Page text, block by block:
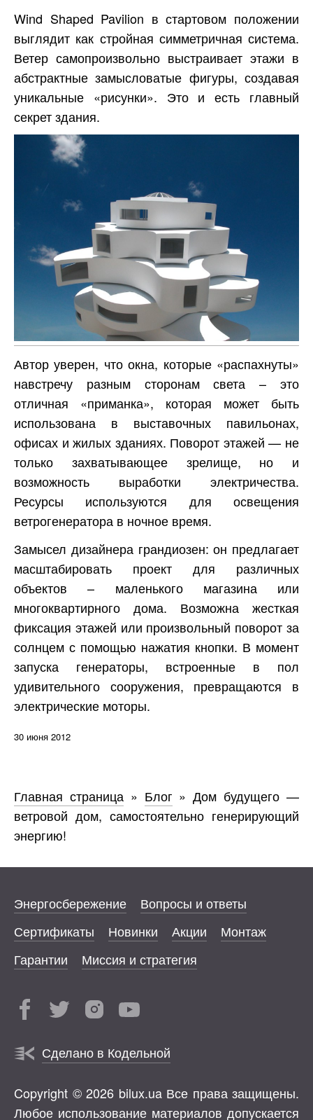
Wind Shaped Pavilion в стартовом положении
выглядит как стройная симметричная система.
Ветер самопроизвольно выстраивает этажи в
абстрактные замысловатые фигуры, создавая
уникальные «рисунки». Это и есть главный
секрет здания.
Автор уверен, что окна, которые «распахнуты»
навстречу разным сторонам света – это
отличная «приманка», которая может быть
использована в выставочных павильонах,
офисах и жилых зданиях. Поворот этажей — не
только захватывающее зрелище, но и
возможность выработки электричества.
Ресурсы используются для освещения
ветрогенератора в ночное время.
Замысел дизайнера грандиозен: он предлагает
масштабировать проект для различных
объектов – маленького магазина или
многоквартирного дома. Возможна жесткая
фиксация этажей или произвольный поворот за
солнцем с помощью нажатия кнопки. В момент
запуска генераторы, встроенные в пол
удивительного сооружения, превращаются в
электрические моторы.
30 июня 2012
Главная страница» Блог »Дом будущего —
ветровой дом, самостоятельно генерирующий
энергию!
Энергосбережение
Вопросы и ответы
Сертификаты
Новинки Акции
Монтаж
Гарантии
Миссия и стратегия
Сделано в Кодельной
Copyright © 2026 bilux.ua Все права защищены.
Любое использование материалов допускается